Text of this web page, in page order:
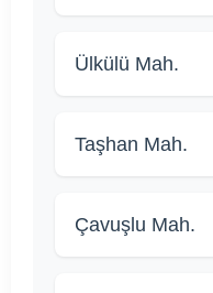
Ülkülü Mah.
Taşhan Mah.
Çavuşlu Mah.